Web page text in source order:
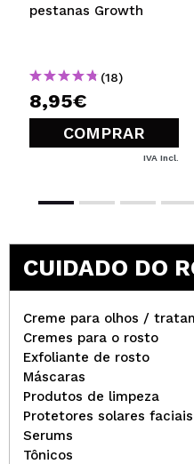
pestanas Growth
(18)
8,95€
COMPRAR
IVA Incl.
CUIDADO DO
Creme para olhos /
Cremes para o rosto
Exfoliante de rosto
Máscaras
Produtos de limpeza
Protetores solares faciais
Serums
Tônicos